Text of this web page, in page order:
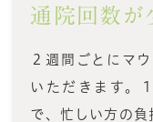
通院回数が
２週間ごとにマ
いただきます。
で、忙しい方の負